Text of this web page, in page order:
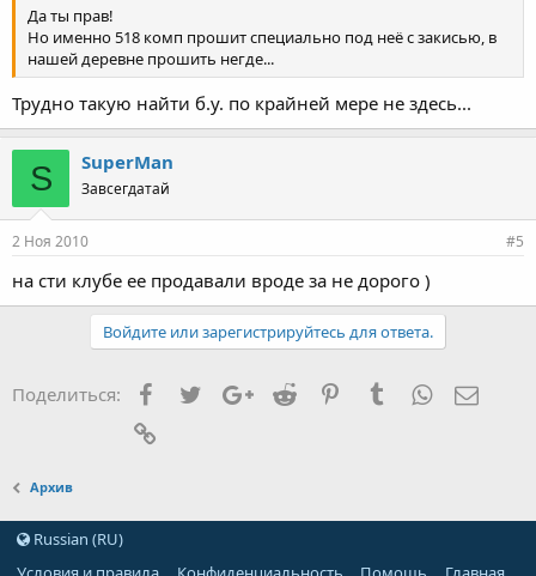
Да ты прав!
Но именно 518 комп прошит специально под неё с закисью, в
нашей деревне прошить негде...
Трудно такую найти б.у. по крайней мере не здесь...
S SuperMan
Завсегдатай
2 Ноя 2010 #5
на сти клубе ее продавали вроде за не дорого )
Войдите или зарегистрируйтесь для ответа.
Поделиться: FacebookTwitterGoogle+
Reddit PinterestTumblrWhatsApp
Архив
Russian (RU)